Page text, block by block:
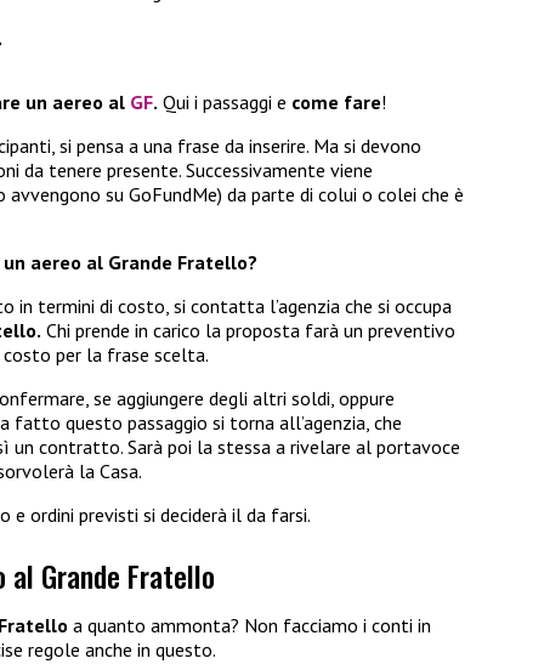
un aereo al GF. Qui i passaggi e come fare!
si pensa a una frase da inserire. Ma si devono
da tenere presente. Successivamente viene
su GoFundMe) da parte di colui o colei che è
aereo al Grande Fratello?
in termini di costo, si contatta l’agenzia che si occupa
Chi prende in carico la proposta farà un preventivo
per la frase scelta.
se aggiungere degli altri soldi, oppure
questo passaggio si torna all’agenzia, che
un contratto. Sarà poi la stessa a rivelare al portavoce
la Casa.
e ordini previsti si deciderà il da farsi.
Grande Fratello
a quanto ammonta? Non facciamo i conti in
regole anche in questo.